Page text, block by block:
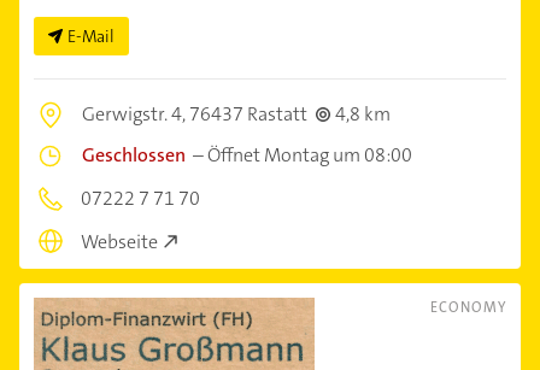
E-Mail
Gerwigstr. 4,76437 Rastatt
4,8 km
Geschlossen –Öffnet Montag um 08:00
07222 7 71 70
Webseite
ECONOMY